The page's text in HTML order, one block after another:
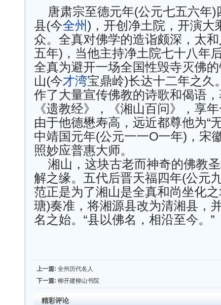
唐肃宗至德元年(公元七五六年
县(今全州)，开创净土院，开演大
众。全真对佛学的造诣颇深，太
五年)，当他主持净土院七十八年
全真为避开一场全国性毁寺灭佛
山(今才湾宝鼎岭)长达十二年之久
作了大量宣传佛教的诗歌和偈语
《遗教经》，《湘山百问》，享
由于他德懋寿高，远近都尊他为“
中靖国元年(公元一一O一年)，宋
照妙应普惠大师。
湘山，这块古老而神奇的佛教
解之缘。五代后晋天福四年(公元
范正是为了湘山是全真和尚坐化
瑭)奏准，将湘源县改为清湘县，
名之始。“县以佛名，相沿至今。”
上一篇: 全州历代名人
下一篇: 柳开建柳山书院
精彩评论